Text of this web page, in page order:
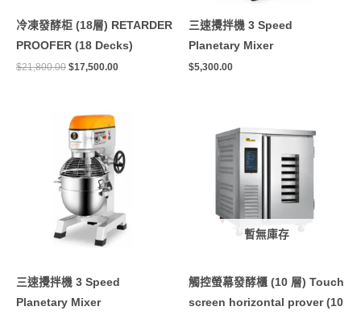
冷凍發酵柜 (18層) RETARDER
PROOFER (18 Decks)
$21,800.00 $17,500.00
三速攪拌機 3 Speed
Planetary Mixer
$5,300.00
三速攪拌機 3 Speed
Planetary Mixer
暫無庫存
觸控螢幕發酵櫃 (10 層) Touch
screen horizontal prover (10